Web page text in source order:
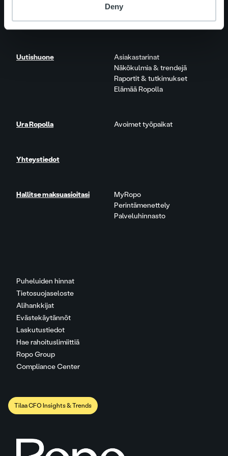
Deny
Puheluiden hinnat
Tietosuojaseloste
Alihankkijat
Evästekäytännöt
Laskutustiedot
Hae rahoituslimiittiä
Ropo Group
Compliance Center
Lisäpalvelut
Tuote- ja palvelupäivitykset
Uutishuone
Asiakastarinat
Näkökulmia & trendejä
Raportit & tutkimukset
Elämää Ropolla
Ura Ropolla Avoimet työpaikat
Yhteystiedot
Hallitse maksuasioitasi
MyRopo
Perintämenettely
Palveluhinnasto
Tilaa CFO Insights & Trends